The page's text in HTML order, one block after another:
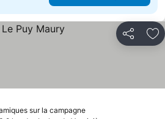
Partager
sur la campagneConsulter les